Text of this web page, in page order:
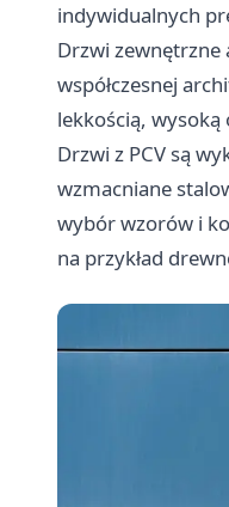
indywidualnych
Drzwi
współczesnej
lekkością, wysoką
Drzwi z PCV są
wzmacniane
wybór wzorów i
na przykład